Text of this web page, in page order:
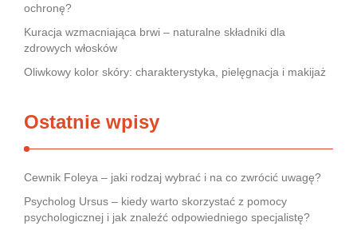
ochronę?
Kuracja wzmacniająca brwi – naturalne składniki dla
zdrowych włosków
Oliwkowy kolor skóry: charakterystyka, pielęgnacja i makijaż
Ostatnie wpisy
Cewnik Foleya – jaki rodzaj wybrać i na co zwrócić uwagę?
Psycholog Ursus – kiedy warto skorzystać z pomocy
psychologicznej i jak znaleźć odpowiedniego specjalistę?